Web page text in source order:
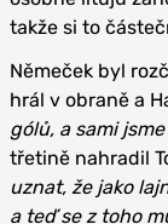
takže si to
Němeček byl
hrál v obraně a
gólů, a sami
třetině nahradil
uznat, že jako
a teď se z toho